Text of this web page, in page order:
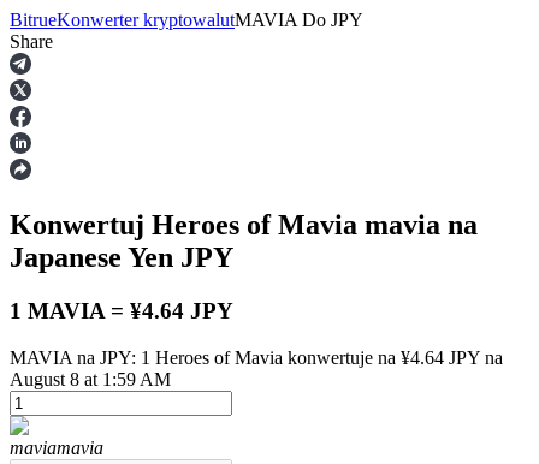
Kontrakty terminowe
Kontrakty terminowe na USDT
BitrueKonwerter kryptowalutMAVIA Do JPY
Share
Konwertuj Heroes of Mavia mavia na
Japanese Yen JPY
1 MAVIA = ¥4.64 JPY
MAVIA na JPY: 1 Heroes of Mavia konwertuje na ¥4.64 JPY na
August 8 at 1:59 AM
maviamavia